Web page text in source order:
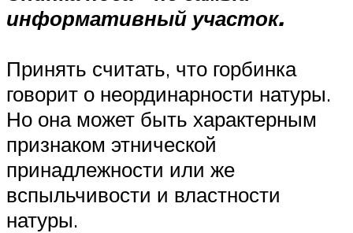
информативный участок.
Принять считать, что горбинка
говорит о неординарности натуры.
Но она может быть характерным
признаком этнической
принадлежности или же
вспыльчивости и властности
натуры.